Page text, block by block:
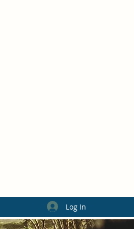
Log In